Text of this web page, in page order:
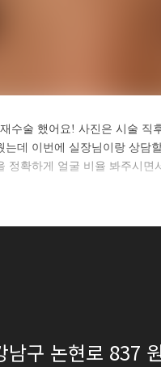
용은
있습니다.
수술 했어요! 사진은 시술 직
데 이번에 실장님이랑 상담
정확하게 얼굴 비율 봐주시
남구 논현로 837